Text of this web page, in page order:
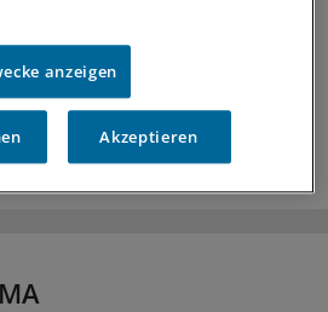
Karzinom
Nephrologie Onkologie
anzeigen
Akzeptieren